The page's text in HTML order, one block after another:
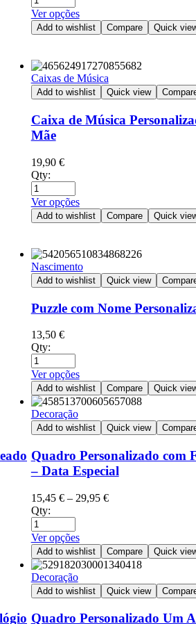
Ver opções
Add to wishlist Compare Quick
Caixas de Música
Add to wishlist Quick view
Caixa de Música
Mãe
19,90 €
Qty:
Ver opções
Add to wishlist Compare Quick
Nascimento
Add to wishlist Quick view
Puzzle com Nome
13,50 €
Qty:
Ver opções
Add to wishlist Compare Quick
Decoração
Add to wishlist Quick view
Quadro Personalizado com
– Data Especial
15,45 €– 29,95 €
Qty:
Ver opções
Add to wishlist Compare Quick
Decoração
Add to wishlist Quick view
Quadro Personalizado Um